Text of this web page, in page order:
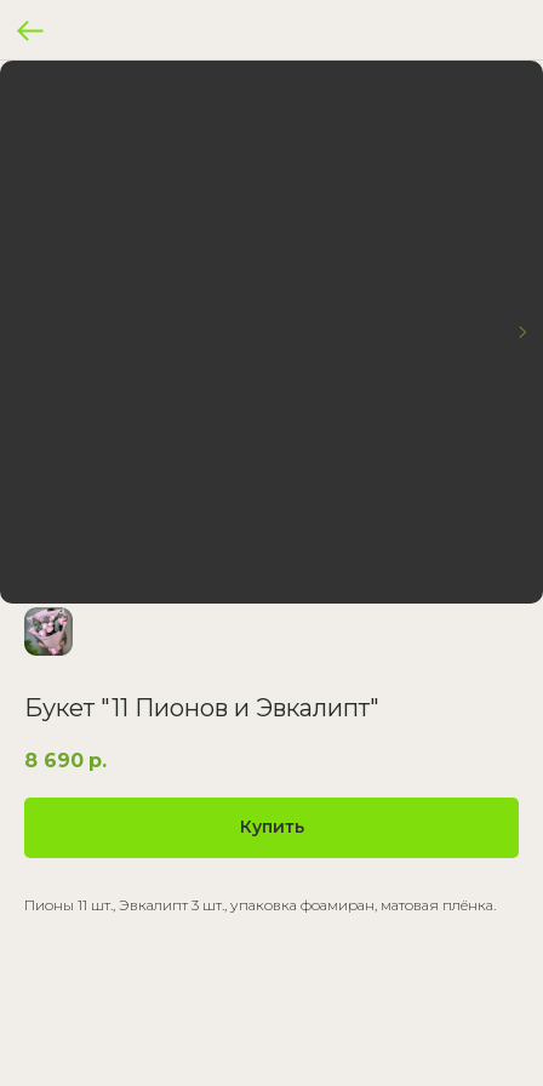
Букет "11 Пионов и Эвкалипт"
8 690 р.
Купить
Пионы 11 шт., Эвкалипт 3 шт., упаковка фоамиран, матовая плёнка.